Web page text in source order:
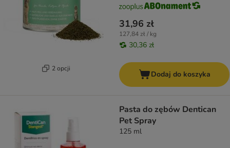
2 opcji
31,96 zł
127,84 zł / kg
30,36 zł
Dodaj do koszyka
Pasta do zębów Dentican
Pet Spray
125 ml